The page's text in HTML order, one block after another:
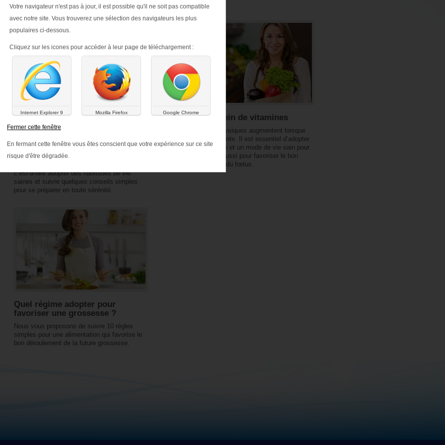
Etes-vous prêtes ? Conseils avant la grossesse
Êtes-vous prêtes ? Conseils
avant la grossesse
période d’incertitude qui peut s’avérer
angoissante pour un couple. Dès lors, vous
c’est-à-dire adopter des habitudes de vie
saines et suivre quelques conseils simples
pour se préparer en toute sérénité.
Faites le plein de vitamines
Vos besoins physiques augmentent lorsque
vous êtes enceinte. Il est essentiel d’adopter
une alimentation et un mode de vie sain pour
votre santé et aussi pour favoriser le bon
développement du fœtus.
Quel régime adopter pour
favoriser une grossesse ?
Nous vous proposons de suivre 10 règles
simples pour une alimentation qui favorise le
bon déroulement de la future grossesse.
Votre navigateur n'est pas à jour, il est possible qu'il ne soit pas compatible
avec notre site. Vous trouverez une sélection des navigateurs les plus
populaires ci-dessous.
Cliquez sur les icones pour accéder à leur page de téléchargement :
Internet Explorer 9 Mozilla Firefox Google Chrome
Fermer cette fenêtre
En fermant cette fenêtre vous êtes conscient que votre expérience sur ce site
risque d'être dégradée.